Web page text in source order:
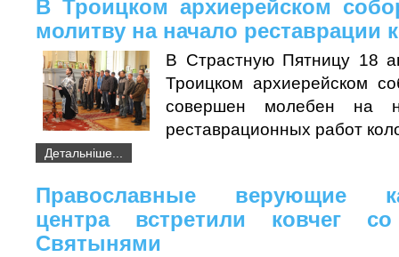
В Троицком архиерейском
молитву на начало реставрации
В Страстную Пятницу 18
Троицком архиерейском
совершен молебен на
реставрационных работ
Детальніше...
Православные верующие
центра встретили ковчег
Святынями